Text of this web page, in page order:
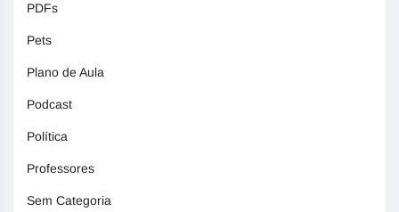
PDFs
Pets
Plano de Aula
Podcast
Política
Professores
Sem Categoria